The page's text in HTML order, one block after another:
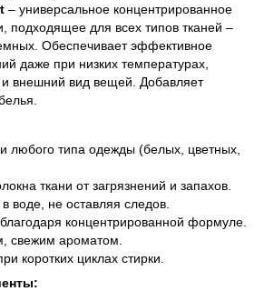
– универсальное концентрированное
подходящее для всех типов тканей –
Обеспечивает эффективное
даже при низких температурах,
и внешний вид вещей. Добавляет
любого типа одежды (белых, цветных,
ткани от загрязнений и запахов.
воде, не оставляя следов.
концентрированной формуле.
свежим ароматом.
коротких циклах стирки.